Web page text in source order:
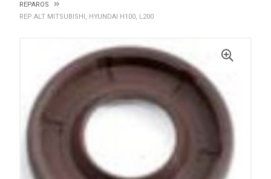
REPAROS
REP ALT MITSUBISHI, HYUNDAI H100, L200